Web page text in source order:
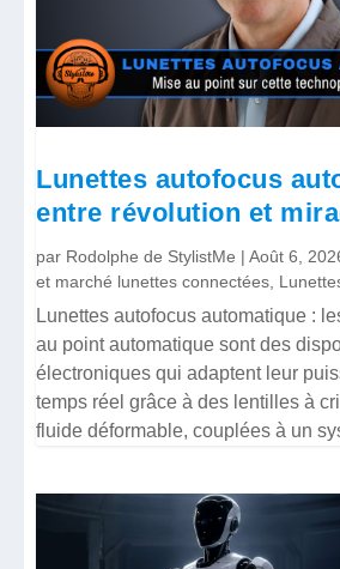
Lunettes autofocus
entre révolution et
par Rodolphe de StylistMe |Août 6,
et marché lunettes connectées,
Lunettes autofocus automatique :
au point automatique sont des
électroniques qui adaptent leur
temps réel grâce à des lentilles à
fluide déformable, couplées à un